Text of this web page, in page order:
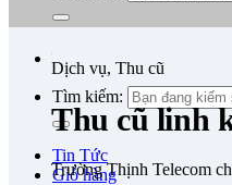
Tìm kiếm:
Tin Tức
Giỏ hàng
Dịch vụ, Thu cũ
Thu cũ linh
Trường Thịnh Telecom